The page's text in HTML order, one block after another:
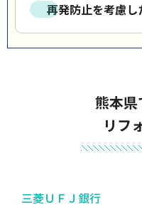
再発防止を考慮
熊本県
リフ
三菱ＵＦＪ銀行